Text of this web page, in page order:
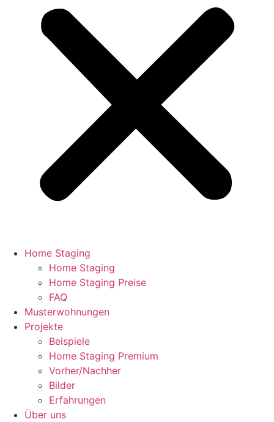
Home Staging
Home Staging
Home Staging Preise
FAQ
Musterwohnungen
Projekte
Beispiele
Home Staging Premium
Vorher/Nachher
Bilder
Erfahrungen
Über uns